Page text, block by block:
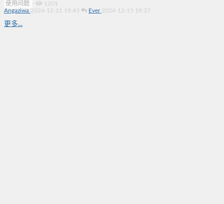
使用问题 ·
1201
Angaziwa 2024-12-11 19:43 Ever 2024-12-15 19:37
更多...